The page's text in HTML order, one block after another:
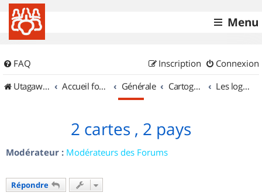
Menu
FAQ Connexion
Inscription
UtagawaVTT (Randos VTT et VTTAE avec traces GPS)
Accueil forum Générale Cartographie et GPS Les logiciels
2 cartes , 2 pays
Modérateur : Modérateurs des Forums
Répondre